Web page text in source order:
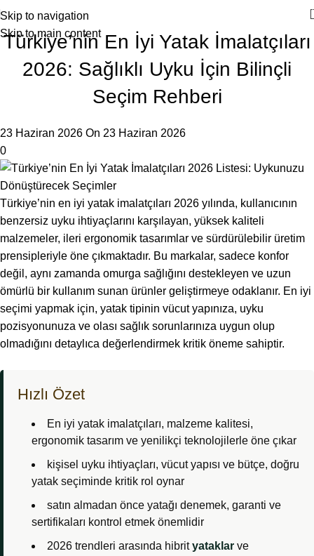
Skip to navigation
Skip to main content
Türkiye’nin En İyi Yatak İmalatçıları
2026: Sağlıklı Uyku İçin Bilinçli
Seçim Rehberi
23 Haziran 2026 On 23 Haziran 2026
0
Türkiye’nin en iyi yatak imalatçıları 2026 yılında, kullanıcının
benzersiz uyku ihtiyaçlarını karşılayan, yüksek kaliteli
malzemeler, ileri ergonomik tasarımlar ve sürdürülebilir üretim
prensipleriyle öne çıkmaktadır. Bu markalar, sadece konfor
değil, aynı zamanda omurga sağlığını destekleyen ve uzun
ömürlü bir kullanım sunan ürünler geliştirmeye odaklanır. En iyi
seçimi yapmak için, yatak tipinin vücut yapınıza, uyku
pozisyonunuza ve olası sağlık sorunlarınıza uygun olup
olmadığını detaylıca değerlendirmek kritik öneme sahiptir.
Hızlı Özet
En iyi yatak imalatçıları, malzeme kalitesi,
ergonomik tasarım ve yenilikçi teknolojilerle öne çıkar
kişisel uyku ihtiyaçları, vücut yapısı ve bütçe, doğru
yatak seçiminde kritik rol oynar
satın almadan önce yatağı denemek, garanti ve
sertifikaları kontrol etmek önemlidir
2026 trendleri arasında hibrityataklar ve